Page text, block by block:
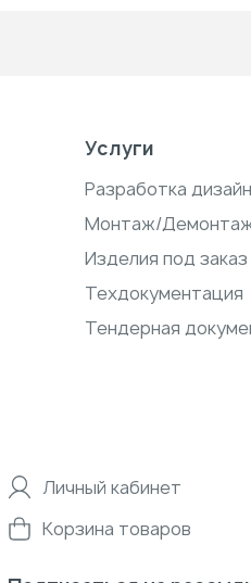
Услуги
Разработка
Монтаж/
Изделия под заказ
Техдокументация
Тендерная
Личный кабинет
Корзина товаров